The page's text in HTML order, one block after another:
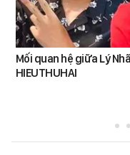
Mối quan hệ giữa Lý
HIEUTHUHAI